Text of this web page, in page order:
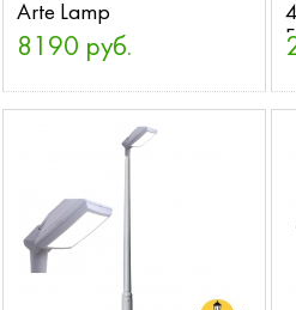
Arte Lamp
8190 руб.